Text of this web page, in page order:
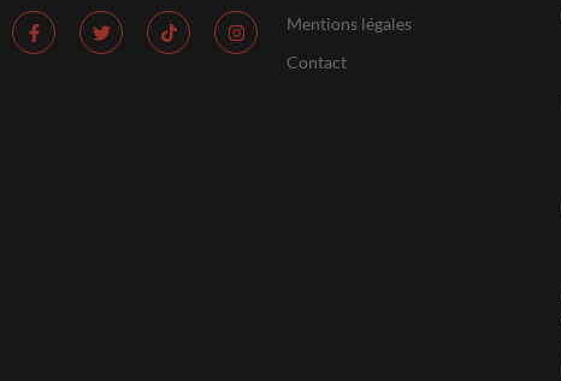
Mentions légales
Contact